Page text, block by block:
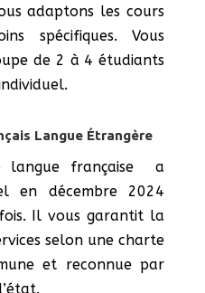
adaptons les cours
spécifiques. Vous
de 2 à 4 étudiants
Langue Étrangère
langue française a
en décembre 2024
Il vous garantit la
selon une charte
et reconnue par